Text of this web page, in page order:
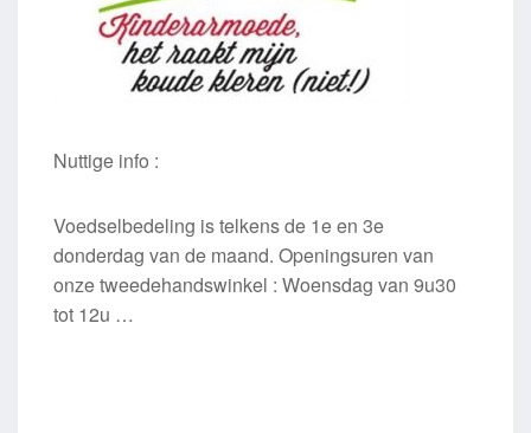
Nuttige info :
Voedselbedeling is telkens de 1e en 3e
donderdag van de maand. Openingsuren van
onze tweedehandswinkel : Woensdag van 9u30
tot 12u …